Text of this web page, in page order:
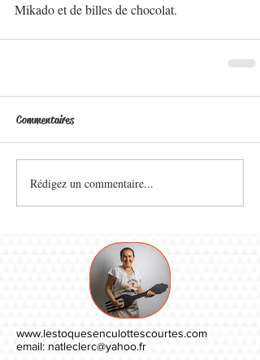
Mikado et de billes de chocolat.
Commentaires
Rédigez un commentaire...
www.lestoquesenculottescourtes.com
email: natleclerc@yahoo.fr